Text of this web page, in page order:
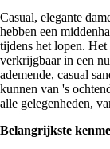
Casual, elegante
hebben een
tijdens het lopen. Het
verkrijgbaar in een
ademende, casual
kunnen van 's
alle gelegenheden,
Belangrijkste